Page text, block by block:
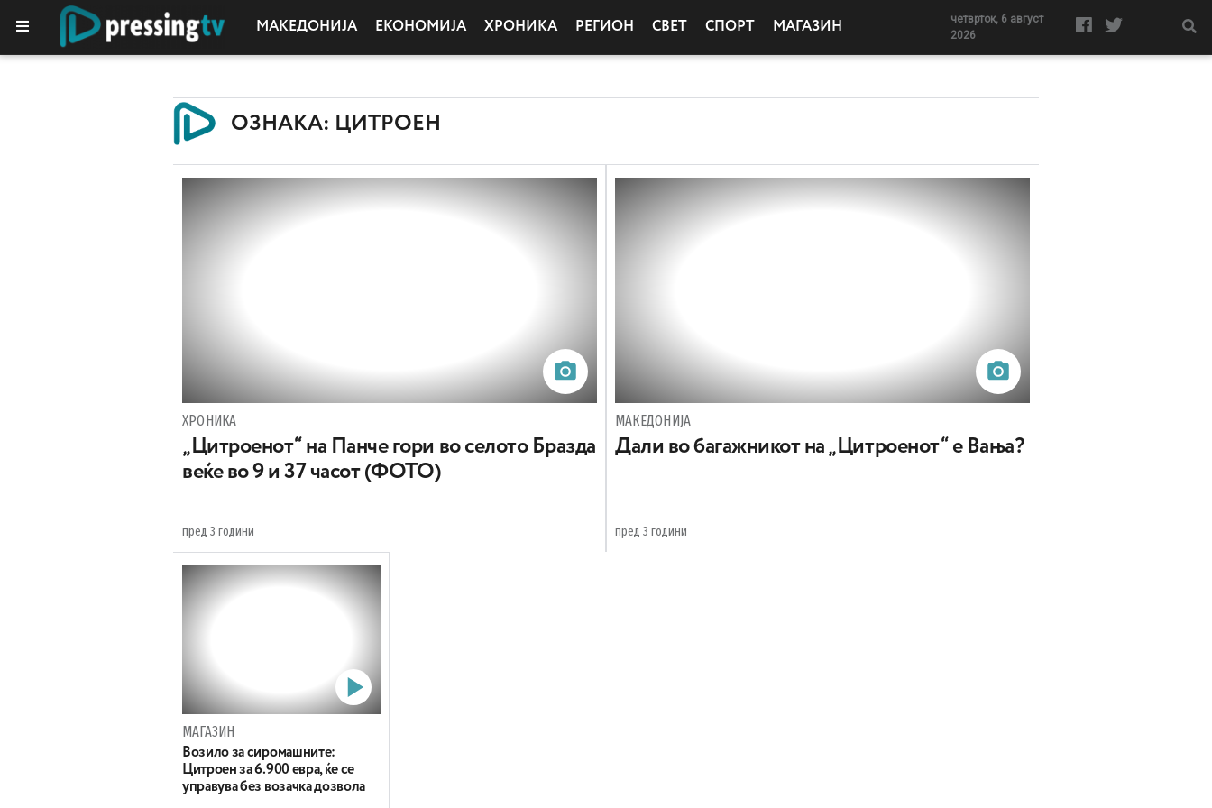
МАКЕДОНИЈА ЕКОНОМИЈА ХРОНИКА РЕГИОН СВЕТ СПОРТ МАГАЗИН
четврток, 6 август
2026
ОЗНАКА: ЦИТРОЕН
ХРОНИКА
„Цитроенот“ на Панче гори во селото Бразда
веќе во 9 и 37 часот (ФОТО)
пред 3 години
МАКЕДОНИЈА
Дали во багажникот на „Цитроенот“ е Вања?
пред 3 години
МАГАЗИН
Возило за сиромашните:
Цитроен за 6.900 евра, ќе се
управува без возачка дозвола